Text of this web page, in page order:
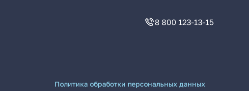
8 800 123-13-15
Политика обработки персональных данных